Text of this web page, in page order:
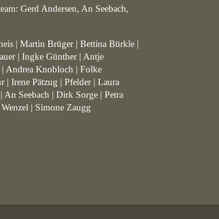
Gerd Andersen, An Seebach,
| Martin Brüger | Bettina Bürkle |
| Ingke Günther | Antje
Andrea Knobloch | Folke
Irene Pätzug | Pfelder | Laura
Seebach | Dirk Sorge | Petra
| Simone Zaugg